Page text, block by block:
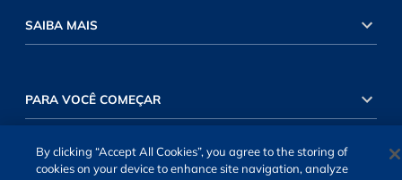
SAIBA MAIS
PARA VOCÊ COMEÇAR
PARA VOCÊ
By clicking “Accept All Cookies”, you agree to the storing of
cookies on your device to enhance site navigation, analyze